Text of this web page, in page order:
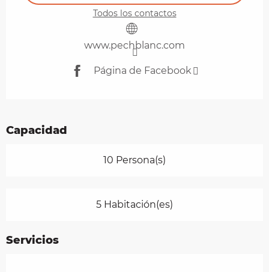
Todos los contactos
www.pechblanc.com
Página de Facebook
Capacidad
10 Persona(s)
5 Habitación(es)
Servicios